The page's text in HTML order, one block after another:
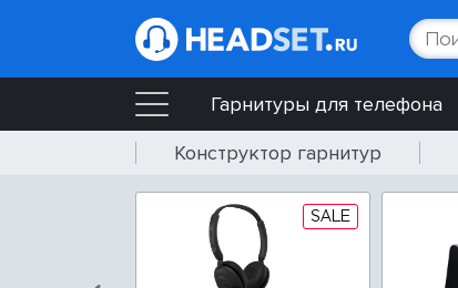
Гарнитуры для телефона
Конструктор гарнитур
SALE